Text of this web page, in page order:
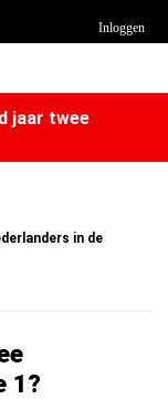
Inloggen
jaar twee
in de
1?